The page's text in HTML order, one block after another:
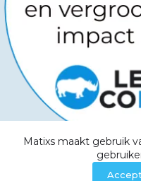
Matixs maakt gebruik
Accept
Copyright ©
Websitemanagers